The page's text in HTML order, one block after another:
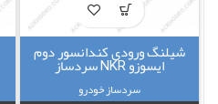
شیلنگ ورودی کندانسور دوم
ایسوزو NKR سردساز
سردساز خودرو